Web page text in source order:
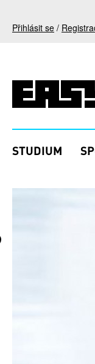
Přihlásit se /
STUDIUM